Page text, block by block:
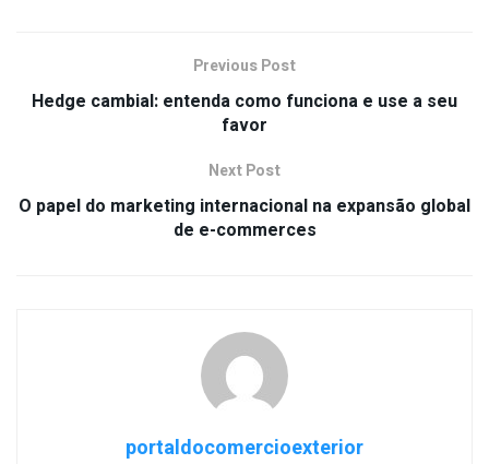
Previous Post
Hedge cambial: entenda como funciona e use a seu
favor
Next Post
O papel do marketing internacional na expansão global
de e-commerces
portaldocomercioexterior